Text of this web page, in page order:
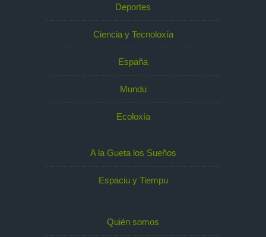
Deportes
Ciencia y Tecnoloxía
España
Mundu
Ecoloxía
A la Gueta los Sueños
Espaciu y Tiempu
Quién somos